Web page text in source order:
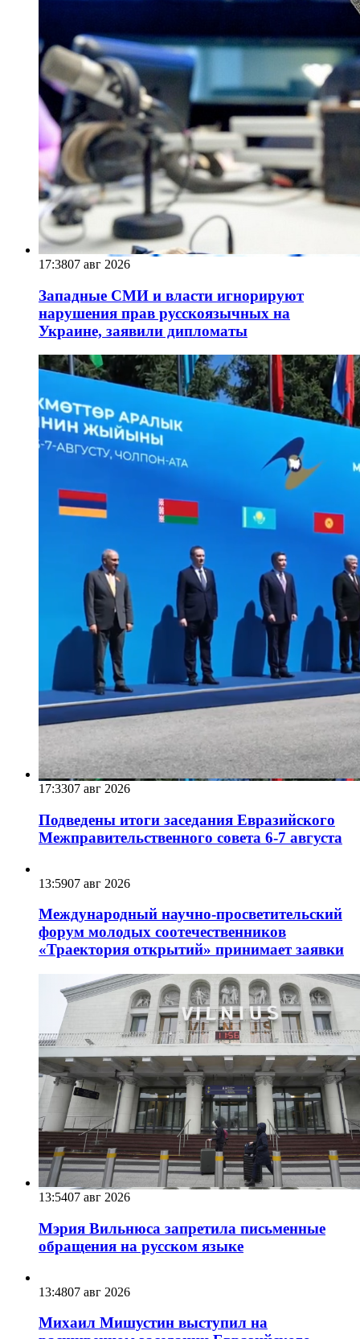
17:3807 авг 2026
Западные СМИ и власти игнорируют
нарушения прав русскоязычных на
Украине, заявили дипломаты
17:3307 авг 2026
Подведены итоги заседания Евразийского
Межправительственного совета 6-7 августа
13:5907 авг 2026
Международный научно-просветительский
форум молодых соотечественников
«Траектория открытий» принимает заявки
13:5407 авг 2026
Мэрия Вильнюса запретила письменные
обращения на русском языке
13:4807 авг 2026
Михаил Мишустин выступил на